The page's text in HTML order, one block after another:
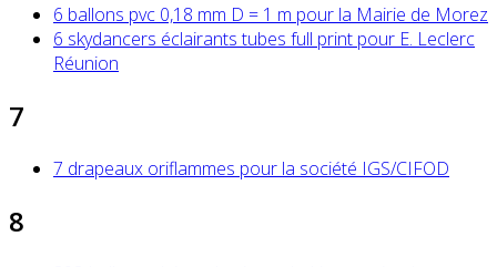
6 ballons pvc 0,18 mm D = 1 m pour la Mairie de Morez
6 skydancers éclairants tubes full print pour E. Leclerc
Réunion
7
7 drapeaux oriflammes pour la société IGS/CIFOD
8